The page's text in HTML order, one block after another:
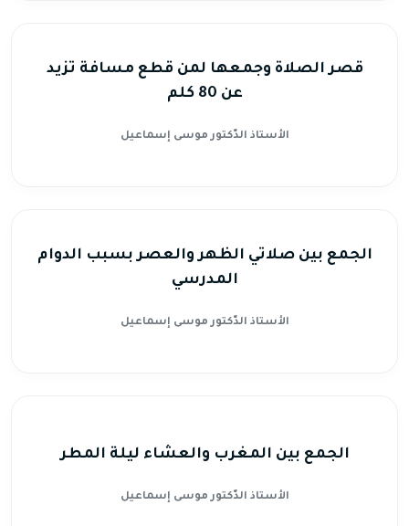
قصر الصلاة وجمعها لمن قطع مسافة تزيد
عن 80 كلم
الأستاذ الدّكتور موسى إسماعيل
الجمع بين صلاتي الظهر والعصر بسبب الدوام
المدرسي
الأستاذ الدّكتور موسى إسماعيل
الجمع بين المغرب والعشاء ليلة المطر
الأستاذ الدّكتور موسى إسماعيل